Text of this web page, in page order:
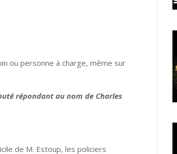
ou personne à charge, même sur
répondant au nom de Charles
de M. Estoup, les policiers